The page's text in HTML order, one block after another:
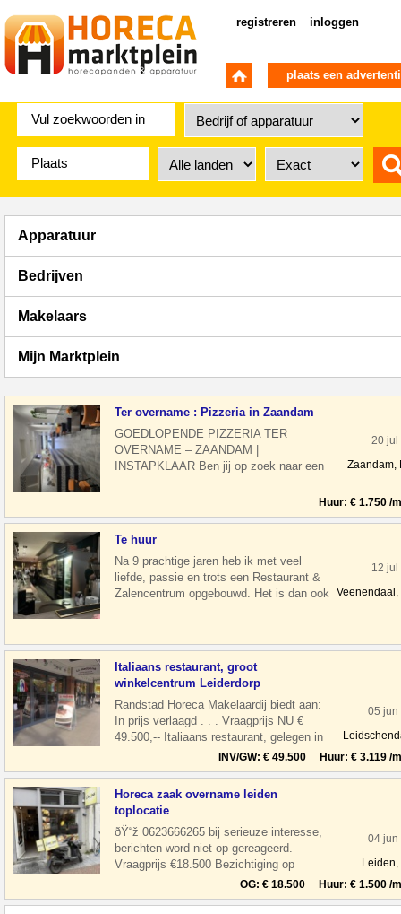
registreren inloggen
plaats een
Apparatuur
Bedrijven
Makelaars
Mijn Marktplein
Ter overname : Pizzeria in Zaandam
GOEDLOPENDE PIZZERIA TER
OVERNAME – ZAANDAM |
INSTAPKLAAR Ben jij op zoek naar een
20 jul
Zaandam,
Huur: € 1.750 /
Te huur
Na 9 prachtige jaren heb ik met veel
liefde, passie en trots een Restaurant &
Zalencentrum opgebouwd. Het is dan ook
12 jul
Veenendaal,
Italiaans restaurant, groot
winkelcentrum Leiderdorp
Randstad Horeca Makelaardij biedt aan:
In prijs verlaagd . . . Vraagprijs NU €
49.500,-- Italiaans restaurant, gelegen in
een groot winkelcentrum Wink
05 jun
INV/GW: € 49.500 Huur: € 3.119 /
Horeca zaak overname leiden
toplocatie
ðŸ“ž 0623666265 bij serieuze interesse,
berichten word niet op gereageerd.
Vraagprijs €18.500 Bezichtiging op
afspraak Overname horeca zaak in leiden
04 jun
Leiden,
OG: € 18.500 Huur: € 1.500 /